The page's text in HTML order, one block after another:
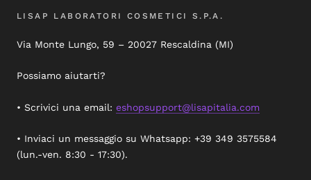
LISAP LABORATORI COSMETICI S.P.A.
Via Monte Lungo, 59 – 20027 Rescaldina (MI)
Possiamo aiutarti?
• Scrivici una email: eshopsupport@lisapitalia.com
• Inviaci un messaggio su Whatsapp: +39 349 3575584
(lun.-ven. 8:30 - 17:30).